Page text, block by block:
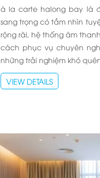
à la carte halong bay là
sang trọng có tầm nhìn
rộng rãi, hệ thống âm
cách phục vụ chuyên
những trải nghiệm khó
VIEW DETAILS